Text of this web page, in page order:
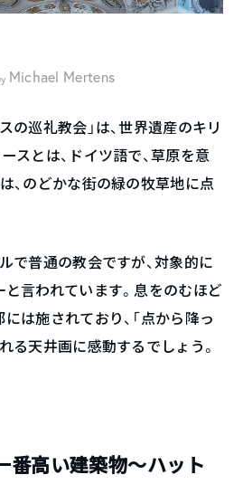
Michael Mertens
の巡礼教会」は、世界遺産のキリ
スとは、ドイツ語で、草原を意
、のどかな街の緑の牧草地に点
で普通の教会ですが、対象的に
言われています。息をのむほど
は施されており、「点から降っ
る天井画に感動するでしょう。
番高い建築物～ハット